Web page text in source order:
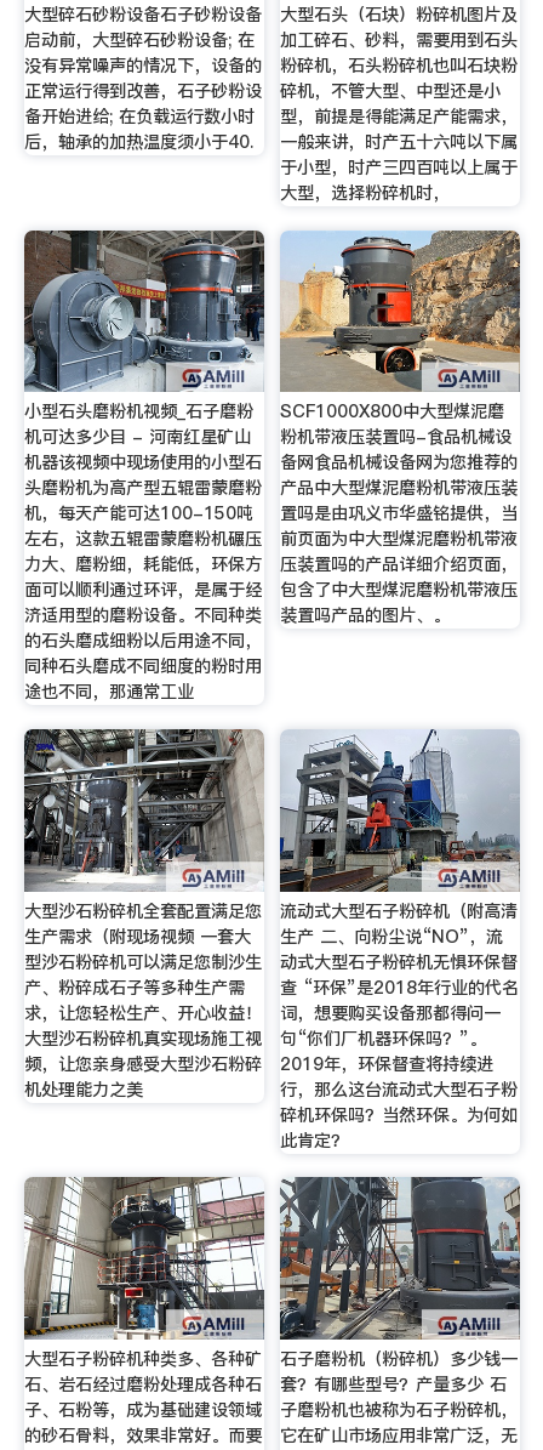
大型碎石砂粉设备石子砂粉设备
启动前，大型碎石砂粉设备; 在
没有异常噪声的情况下，设备的
正常运行得到改善，石子砂粉设
备开始进给; 在负载运行数小时
后，轴承的加热温度须小于40.
大型石头（石块）粉碎机图片及
加工碎石、砂料，需要用到石头
粉碎机，石头粉碎机也叫石块粉
碎机，不管大型、中型还是小
型，前提是得能满足产能需求，
一般来讲，时产五十六吨以下属
于小型，时产三四百吨以上属于
大型，选择粉碎机时，
小型石头磨粉机视频_石子磨粉
机可达多少目 - 河南红星矿山
机器该视频中现场使用的小型石
头磨粉机为高产型五辊雷蒙磨粉
机，每天产能可达100-150吨
左右，这款五辊雷蒙磨粉机碾压
力大、磨粉细，耗能低，环保方
面可以顺利通过环评，是属于经
济适用型的磨粉设备。不同种类
的石头磨成细粉以后用途不同，
同种石头磨成不同细度的粉时用
途也不同，那通常工业
SCF1000X800中大型煤泥磨
粉机带液压装置吗-食品机械设
备网食品机械设备网为您推荐的
产品中大型煤泥磨粉机带液压装
置吗是由巩义市华盛铭提供，当
前页面为中大型煤泥磨粉机带液
压装置吗的产品详细介绍页面，
包含了中大型煤泥磨粉机带液压
装置吗产品的图片、。
大型沙石粉碎机全套配置满足您
生产需求（附现场视频 一套大
型沙石粉碎机可以满足您制沙生
产、粉碎成石子等多种生产需
求，让您轻松生产、开心收益！
大型沙石粉碎机真实现场施工视
频，让您亲身感受大型沙石粉碎
机处理能力之美
流动式大型石子粉碎机（附高清
生产 二、向粉尘说“NO”，流
动式大型石子粉碎机无惧环保督
查 “环保”是2018年行业的代名
词，想要购买设备那都得问一
句“你们厂机器环保吗？”。
2019年，环保督查将持续进
行，那么这台流动式大型石子粉
碎机环保吗？当然环保。为何如
此肯定？
大型石子粉碎机种类多、各种矿
石、岩石经过磨粉处理成各种石
子、石粉等，成为基础建设领域
的砂石骨料，效果非常好。而要
石子磨粉机（粉碎机）多少钱一
套？有哪些型号？产量多少 石
子磨粉机也被称为石子粉碎机，
它在矿山市场应用非常广泛，无